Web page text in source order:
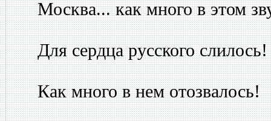
Москва... как много в этом
Для сердца русского слилось!
Как много в нем отозвалось!